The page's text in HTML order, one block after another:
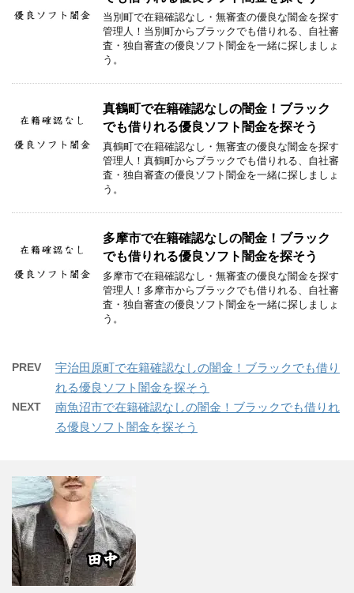
当別町で在籍確認なし・無審査の優良な闇金を探す
管理人！当別町からブラックでも借りれる、自社審
査・独自審査の優良ソフト闇金を一緒に探しましょ
う。
真鶴町で在籍確認なしの闇金！ブラック
でも借りれる優良ソフト闇金を探そう
真鶴町で在籍確認なし・無審査の優良な闇金を探す
管理人！真鶴町からブラックでも借りれる、自社審
査・独自審査の優良ソフト闇金を一緒に探しましょ
う。
多摩市で在籍確認なしの闇金！ブラック
でも借りれる優良ソフト闇金を探そう
多摩市で在籍確認なし・無審査の優良な闇金を探す
管理人！多摩市からブラックでも借りれる、自社審
査・独自審査の優良ソフト闇金を一緒に探しましょ
う。
PREV
宇治田原町で在籍確認なしの闇金！ブラックでも借り
れる優良ソフト闇金を探そう
NEXT
南魚沼市で在籍確認なしの闇金！ブラックでも借りれ
る優良ソフト闇金を探そう